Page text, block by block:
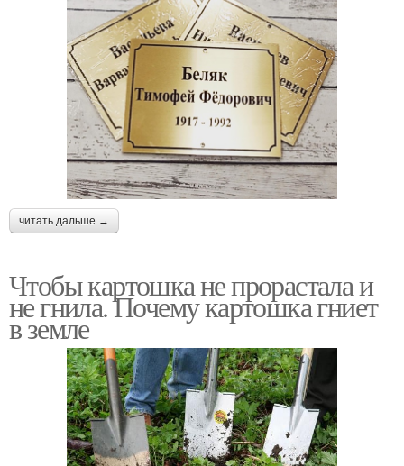
читать дальше →
Чтобы картошка не прорастала и
не гнила. Почему картошка гниет
в земле